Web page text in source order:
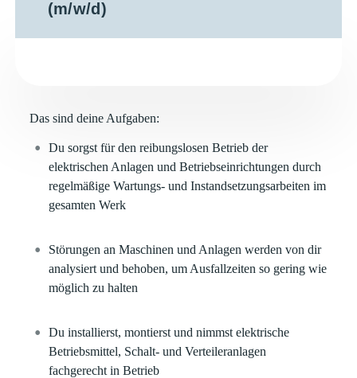
(m/w/d)
Das sind deine Aufgaben:
Du sorgst für den reibungslosen Betrieb der
elektrischen Anlagen und Betriebseinrichtungen durch
regelmäßige Wartungs- und Instandsetzungsarbeiten im
gesamten Werk
Störungen an Maschinen und Anlagen werden von dir
analysiert und behoben, um Ausfallzeiten so gering wie
möglich zu halten
Du installierst, montierst und nimmst elektrische
Betriebsmittel, Schalt- und Verteileranlagen
fachgerecht in Betrieb